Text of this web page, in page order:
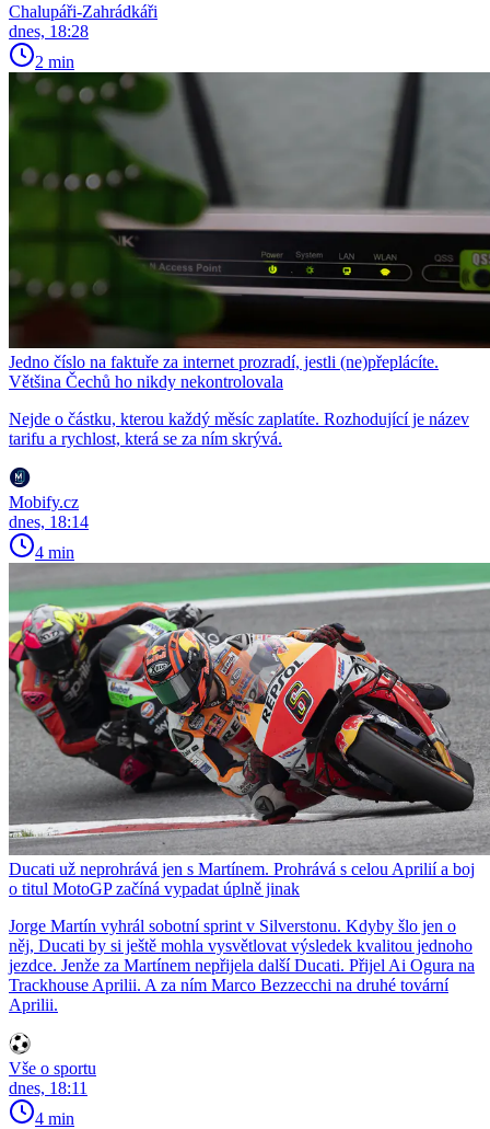
Chalupáři-Zahrádkáři
dnes, 18:28
2 min
Jedno číslo na faktuře za internet prozradí, jestli (ne)přeplácíte.
Většina Čechů ho nikdy nekontrolovala
Nejde o částku, kterou každý měsíc zaplatíte. Rozhodující je název
tarifu a rychlost, která se za ním skrývá.
Mobify.cz
dnes, 18:14
4 min
Ducati už neprohrává jen s Martínem. Prohrává s celou Aprilií a boj
o titul MotoGP začíná vypadat úplně jinak
Jorge Martín vyhrál sobotní sprint v Silverstonu. Kdyby šlo jen o
něj, Ducati by si ještě mohla vysvětlovat výsledek kvalitou jednoho
jezdce. Jenže za Martínem nepřijela další Ducati. Přijel Ai Ogura na
Trackhouse Aprilii. A za ním Marco Bezzecchi na druhé tovární
Aprilii.
Vše o sportu
dnes, 18:11
4 min